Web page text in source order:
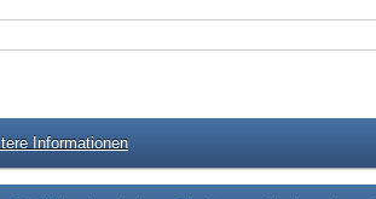
Informationen